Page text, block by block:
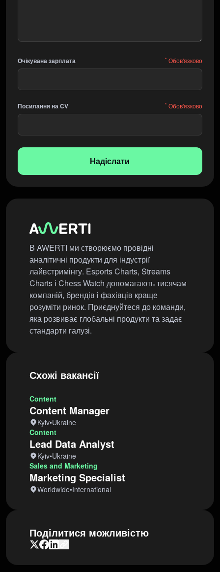
Очікувана зарплата * Обов'язково
Посилання на CV * Обов'язково
Надіслати
В AWERTI ми створюємо провідні
аналітичні продукти для індустрії
лайвстримінгу. Esports Charts, Streams
Charts і Chess Watch допомагають тисячам
компаній, брендів і фахівців краще
розуміти ринок. Приєднуйтеся до команди,
яка розвиває глобальні продукти та задає
стандарти галузі.
Схожі вакансії
Content
Content Manager
Kyiv•Ukraine
Content
Lead Data Analyst
Kyiv•Ukraine
Sales and Marketing
Marketing Specialist
Worldwide•International
Поділитися можливістю